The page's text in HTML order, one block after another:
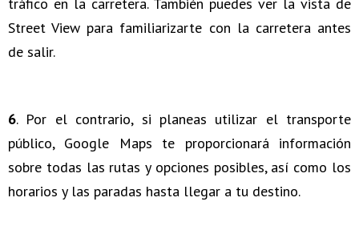
Street View para familiarizarte con la carretera antes
de salir.
6. Por el contrario, si planeas utilizar el transporte
público, Google Maps te proporcionará información
sobre todas las rutas y opciones posibles, así como los
horarios y las paradas hasta llegar a tu destino.